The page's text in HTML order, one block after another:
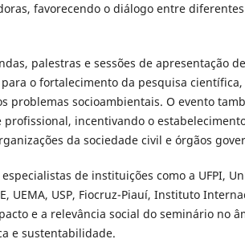
favorecendo o diálogo entre
palestras e sessões de apresentação
o fortalecimento da pesquisa
problemas socioambientais. O evento
incentivando o
da sociedade civil e órgãos
de instituições como a UFPI,
UEMA, USP, Fiocruz-Piauí, Instituto
e a relevância social do seminário no
e sustentabilidade.